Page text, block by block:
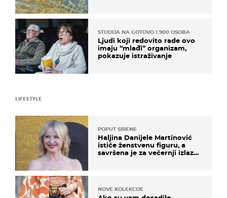
STUDIJA NA GOTOVO 1.900 OSOBA
Ljudi koji redovito rade ovo
imaju “mlađi” organizam,
pokazuje istraživanje
LIFESTYLE
POPUT SIRENE
Haljina Danijele Martinović
ističe ženstvenu figuru, a
savršena je za večernji izlazak
NOVE KOLEKCIJE